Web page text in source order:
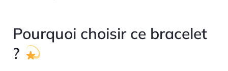
Pourquoi choisir ce bracelet
?